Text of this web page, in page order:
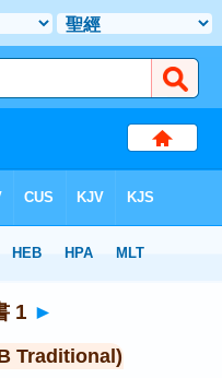
1 ►
Traditional)